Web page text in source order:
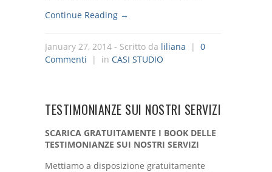
Continue Reading →
January 27, 2014 - Scritto da liliana | 0
Commenti | in CASI STUDIO
TESTIMONIANZE SUI NOSTRI SERVIZI
SCARICA GRATUITAMENTE I BOOK DELLE
TESTIMONIANZE SUI NOSTRI SERVIZI
Mettiamo a disposizione gratuitamente